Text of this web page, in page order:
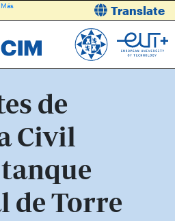
Más
Translate
de
Civil
de Torre